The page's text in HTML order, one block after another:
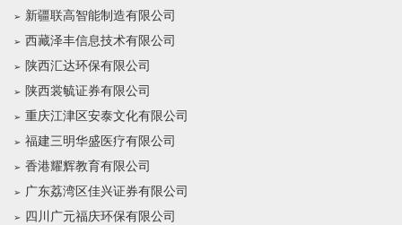
新疆联高智能制造有限公司
西藏泽丰信息技术有限公司
陕西汇达环保有限公司
陕西裳毓证券有限公司
重庆江津区安泰文化有限公司
福建三明华盛医疗有限公司
香港耀辉教育有限公司
广东荔湾区佳兴证券有限公司
四川广元福庆环保有限公司